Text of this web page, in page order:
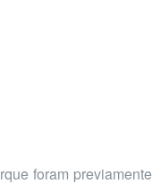
foram previamente